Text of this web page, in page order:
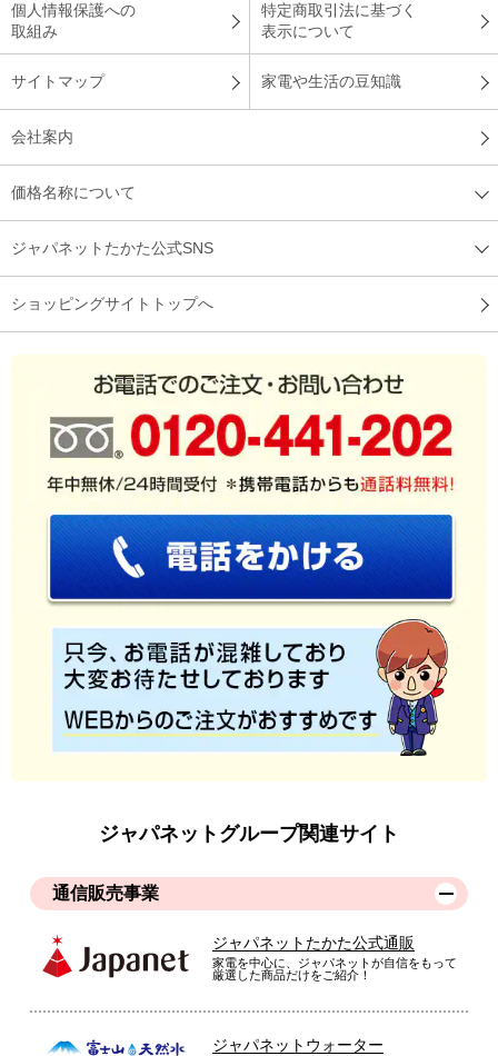
個人情報保護への
取組み
特定商取引法に基づく
表示について
サイトマップ 家電や生活の豆知識
会社案内
価格名称について
ジャパネットたかた公式SNS
ショッピングサイトトップへ
ジャパネットグループ関連サイト
通信販売事業
ジャパネットたかた公式通販
家電を中心に、ジャパネットが自信をもって
厳選した商品だけをご紹介！
ジャパネットウォーター